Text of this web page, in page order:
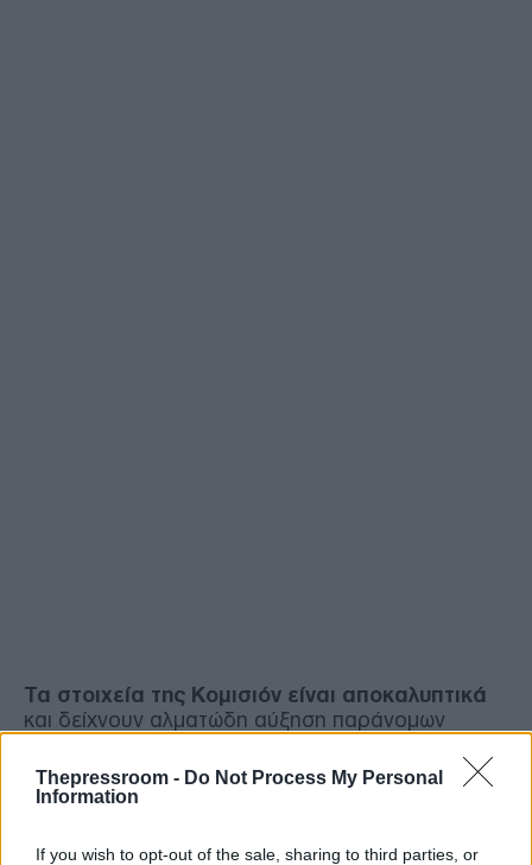
Thepressroom - Do Not Process My Personal
Information
If you wish to opt-out of the sale, sharing to third parties, or
Τα στοιχεία της Κομισιόν είναι αποκαλυπτικά
και δείχνουν αλματώδη αύξηση παράνομων
Ελλάδας, αλλά παραδόξως στα στοιχεία που
δημοσιοποιεί η κυβέρνηση ο αριθμός των
παραμένει... εντυπωσιακά σταθερός».